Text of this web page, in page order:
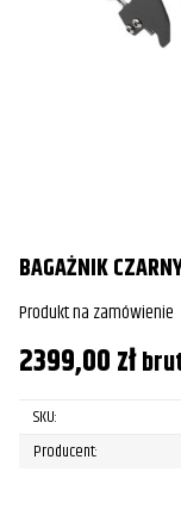
BAGAŻNIK
Produkt na zamówienie
2399,00zł
SKU:
Producent: